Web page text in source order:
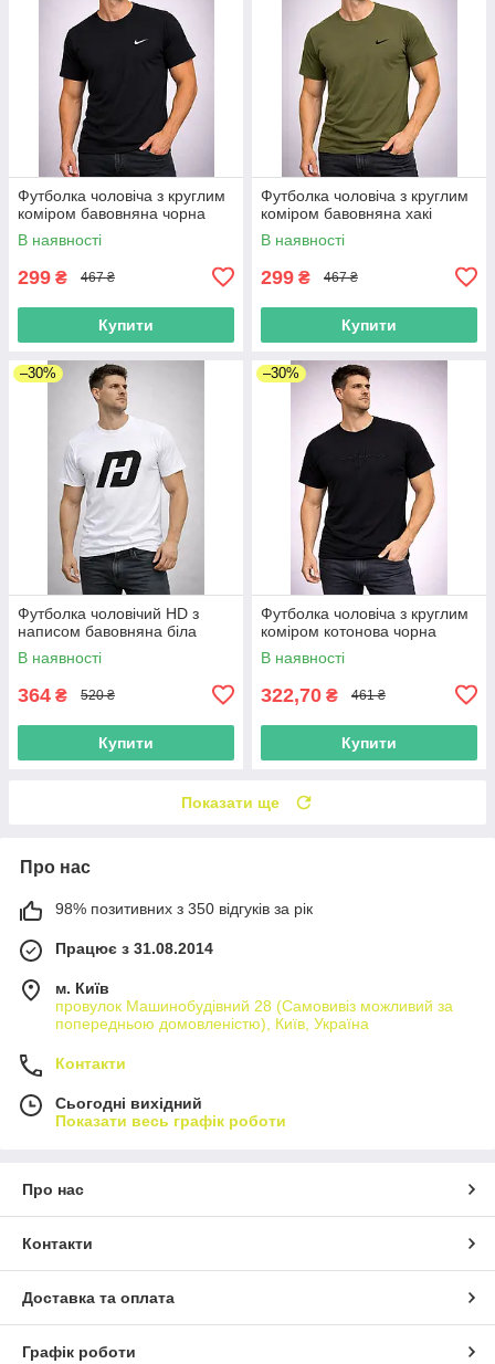
Футболка чоловіча з круглим
коміром бавовняна чорна
В наявності
299 ₴ 467 ₴
Купити
Футболка чоловіча з круглим
коміром бавовняна хакі
В наявності
299 ₴ 467 ₴
Купити
–30%
Футболка чоловічий HD з
написом бавовняна біла
В наявності
364 ₴ 520 ₴
Купити
–30%
Футболка чоловіча з круглим
коміром котонова чорна
В наявності
322,70 ₴ 461 ₴
Купити
Показати ще
Про нас
98% позитивних з 350 відгуків за рік
Працює з 31.08.2014
м. Київ
провулок Машинобудівний 28 (Самовивіз можливий за
попередньою домовленістю), Київ, Україна
Контакти
Сьогодні вихідний
Показати весь графік роботи
Про нас
Контакти
Доставка та оплата
Графік роботи